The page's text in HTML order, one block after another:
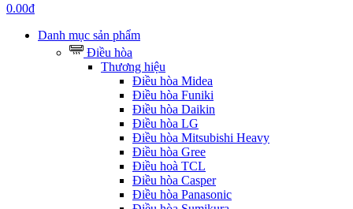
0.00đ
Danh mục sản phẩm
Điều hòa
Thương hiệu
Điều hòa Midea
Điều hòa Funiki
Điều hòa Daikin
Điều hòa LG
Điều hòa Mitsubishi Heavy
Điều hòa Gree
Điều hoà TCL
Điều hòa Casper
Điều hòa Panasonic